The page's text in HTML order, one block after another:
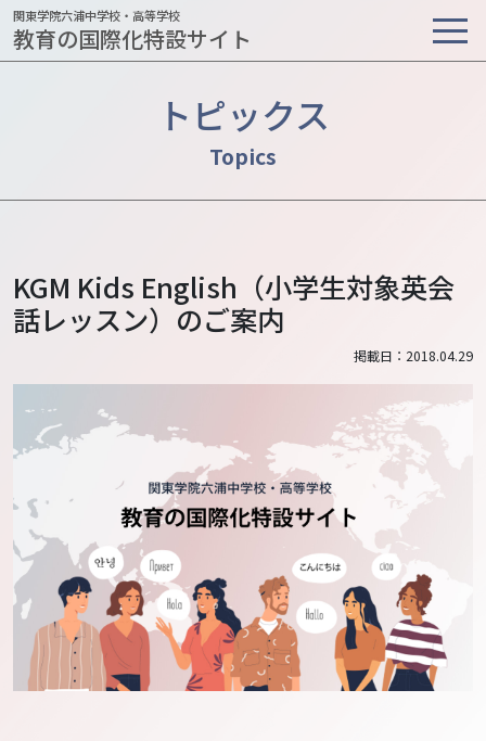
関東学院六浦中学校・高等学校
教育の国際化特設サイト
トピックス
KGM Kids English（小学生対象英会
話レッスン）のご案内
掲載日：2018.04.29